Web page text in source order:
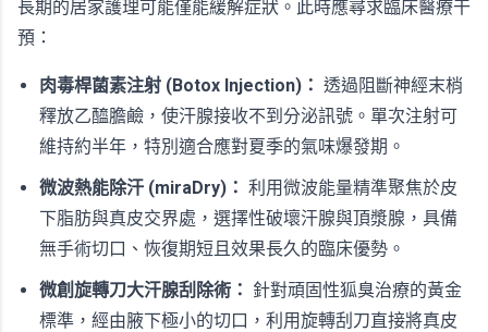
長期的居家護理可能僅能緩解症狀。此時應尋求臨床醫療干
預：
肉毒桿菌素注射 (Botox Injection)： 透過阻斷神經末梢
釋放乙醯膽鹼，使汗腺接收不到分泌訊號。單次注射可
維持約半年，特別適合應對夏季的氣味爆發期。
微波熱能除汗 (miraDry)： 利用微波能量精準聚焦於皮
下脂肪與真皮交界處，選擇性破壞汗腺與頂漿腺，具備
無手術切口、恢復期短且效果長久的臨床優勢。
微創旋轉刀大汗腺刮除術： 針對頑固性狐臭治療的黃金
標準，經由腋下極小的切口，利用旋轉刮刀直接將真皮